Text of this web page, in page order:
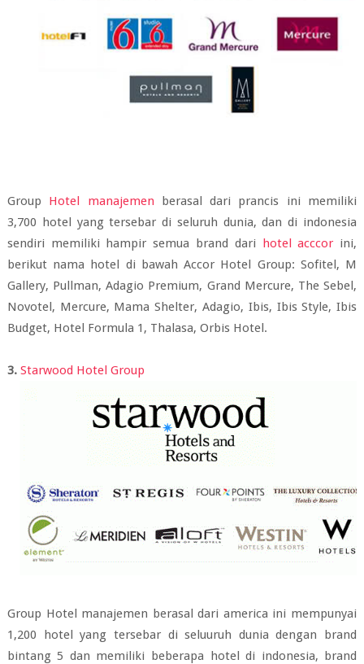
Group Hotel manajemen berasal dari prancis ini memiliki
3,700 hotel yang tersebar di seluruh dunia, dan di indonesia
sendiri memiliki hampir semua brand dari hotel acccor ini,
berikut nama hotel di bawah Accor Hotel Group: Sofitel, M
Gallery, Pullman, Adagio Premium, Grand Mercure, The Sebel,
Novotel, Mercure, Mama Shelter, Adagio, Ibis, Ibis Style, Ibis
Budget, Hotel Formula 1, Thalasa, Orbis Hotel.
3. Starwood Hotel Group
Group Hotel manajemen berasal dari america ini mempunyai
1,200 hotel yang tersebar di seluuruh dunia dengan brand
bintang 5 dan memiliki beberapa hotel di indonesia, brand